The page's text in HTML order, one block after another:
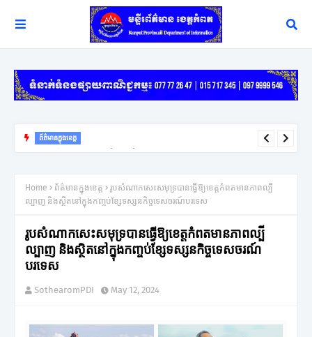
ព័ត៌មានក្នុងខេត្ត
Home ព័ត៌មានក្នុងខេត្ត
រូបសំណាកសេះសមុទ្របានធ្វើឱ្យខេត្តកំពតមានភាពល្បី
ល្បាញ និងស្ថិតនៅក្នុងកញ្ចប់ខ្សែទស្សនកិច្ចទេសចរណ៍បរទេស
រូបសំណាកសេះសមុទ្របានធ្វើឱ្យខេត្តកំពតមានភាពល្បី
ល្បាញ និងស្ថិតនៅក្នុងកញ្ចប់ខ្សែទស្សនកិច្ចទេសចរណ៍
បរទេស
SothearomPDI May 12, 2024